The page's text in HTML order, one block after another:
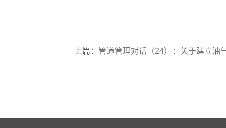
上篇： 管道管理对话（24）：关于建立油